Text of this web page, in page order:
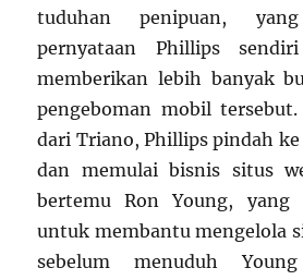
tuduhan penipuan,
pernyataan Phillips
memberikan lebih banyak
pengeboman mobil
dari Triano, Phillips pindah ke
dan memulai bisnis situs
bertemu Ron Young, yang
untuk membantu mengelola
sebelum menuduh